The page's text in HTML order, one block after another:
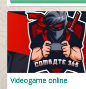
Videogame online